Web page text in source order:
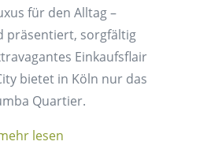
für den Alltag –
präsentiert, sorgfältig
Einkaufsflair
bietet in Köln nur das
Quartier.
lesen